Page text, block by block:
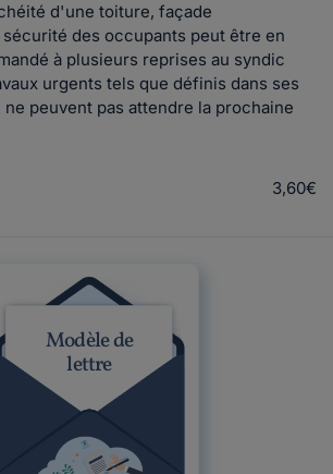
d'une toiture, façade
sécurité des occupants peut être en
à plusieurs reprises au syndic
urgents tels que définis dans ses
peuvent pas attendre la prochaine
3,60€
Modèle de
lettre